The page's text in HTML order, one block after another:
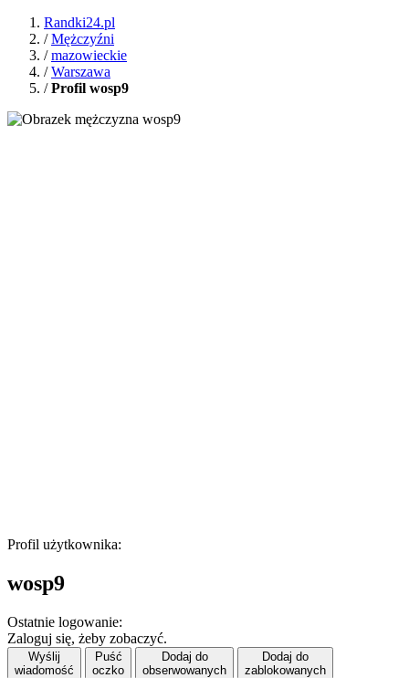
Randki24.pl
/Mężczyźni
/mazowieckie
/Warszawa
/Profil wosp9
Profil użytkownika:
wosp9
Ostatnie logowanie:
Zaloguj się, żeby zobaczyć.
Wyślij
wiadomość
Puść
oczko
Dodaj do
obserwowanych
Dodaj do
zablokowanych